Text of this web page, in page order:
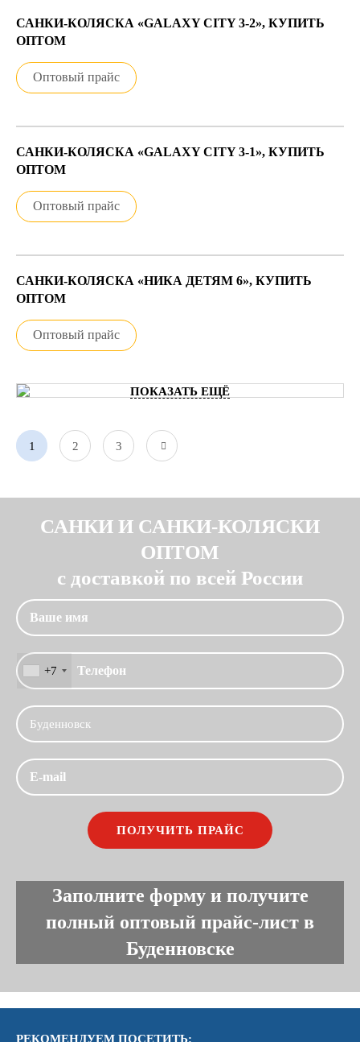
САНКИ-КОЛЯСКА «GALAXY CITY 3-2», КУПИТЬ
ОПТОМ
Оптовый прайс
САНКИ-КОЛЯСКА «GALAXY CITY 3-1», КУПИТЬ
ОПТОМ
Оптовый прайс
САНКИ-КОЛЯСКА «НИКА ДЕТЯМ 6», КУПИТЬ
ОПТОМ
Оптовый прайс
ПОКАЗАТЬ ЕЩЁ
1 2 3
САНКИ И САНКИ-КОЛЯСКИ
ОПТОМ
с доставкой по всей России
+7
Заполните форму и получите
полный оптовый прайс-лист в
Буденновске
РЕКОМЕНДУЕМ ПОСЕТИТЬ: